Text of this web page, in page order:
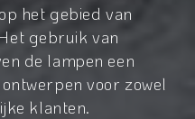
het gebied van
gebruik van
de lampen een
voor zowel
klanten.